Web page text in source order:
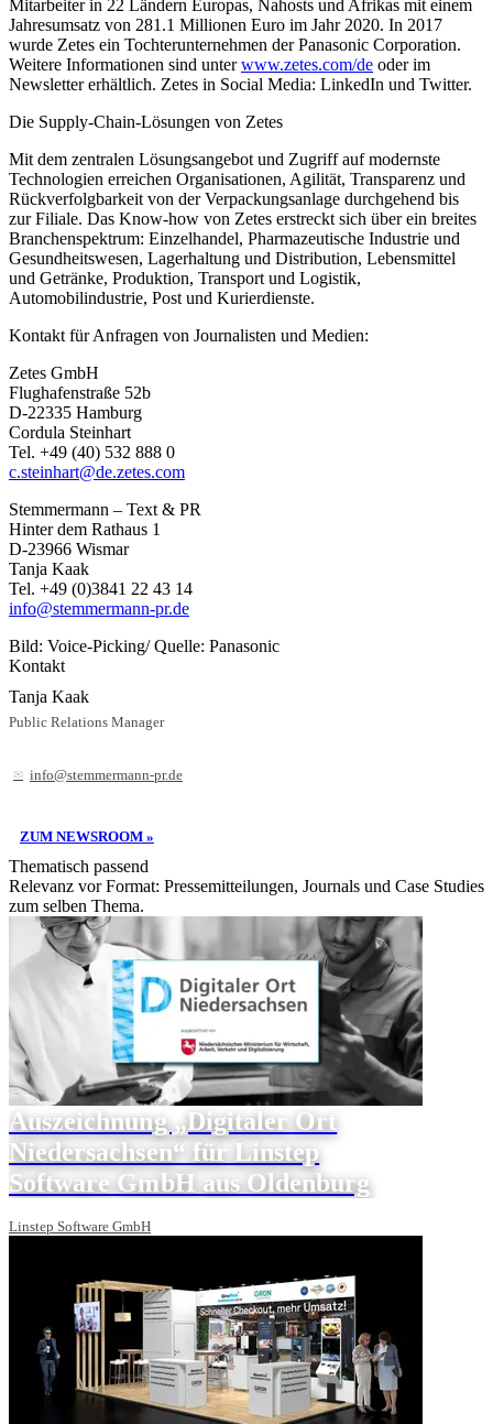
Mitarbeiter in 22 Ländern Europas, Nahosts und Afrikas mit einem
Jahresumsatz von 281.1 Millionen Euro im Jahr 2020. In 2017
wurde Zetes ein Tochterunternehmen der Panasonic Corporation.
Weitere Informationen sind unterwww.zetes.com/de oder im
Newsletter erhältlich. Zetes in Social Media: LinkedIn und Twitter.
Die Supply-Chain-Lösungen von Zetes
Mit dem zentralen Lösungsangebot und Zugriff auf modernste
Technologien erreichen Organisationen, Agilität, Transparenz und
Rückverfolgbarkeit von der Verpackungsanlage durchgehend bis
zur Filiale. Das Know-how von Zetes erstreckt sich über ein breites
Branchenspektrum: Einzelhandel, Pharmazeutische Industrie und
Gesundheitswesen, Lagerhaltung und Distribution, Lebensmittel
und Getränke, Produktion, Transport und Logistik,
Automobilindustrie, Post und Kurierdienste.
Kontakt für Anfragen von Journalisten und Medien:
Zetes GmbH
Flughafenstraße 52b
D-22335 Hamburg
Cordula Steinhart
Tel. +49 (40) 532 888 0
c.steinhart@de.zetes.com
Stemmermann – Text & PR
Hinter dem Rathaus 1
D-23966 Wismar
Tanja Kaak
Tel. +49 (0)3841 22 43 14
info@stemmermann-pr.de
Bild: Voice-Picking/ Quelle: Panasonic
Kontakt
Tanja Kaak
Public Relations Manager
info@stemmermann-pr.de
ZUM NEWSROOM »
Thematisch passend
Relevanz vor Format: Pressemitteilungen, Journals und Case Studies
zum selben Thema.
Auszeichnung „Digitaler Ort
Niedersachsen“ für Linstep
Software GmbH aus Oldenburg
Linstep Software GmbH